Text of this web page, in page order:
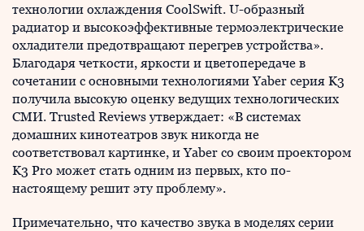
технологии охлаждения CoolSwift. U-образный
радиатор и высокоэффективные термоэлектрические
охладители предотвращают перегрев устройства».
Благодаря четкости, яркости и цветопередаче в
сочетании с основными технологиями Yaber серия K3
получила высокую оценку ведущих технологических
СМИ. Trusted Reviews утверждает: «В системах
домашних кинотеатров звук никогда не
соответствовал картинке, и Yaber со своим проектором
K3 Pro может стать одним из первых, кто по-
настоящему решит эту проблему».
Примечательно, что качество звука в моделях серии